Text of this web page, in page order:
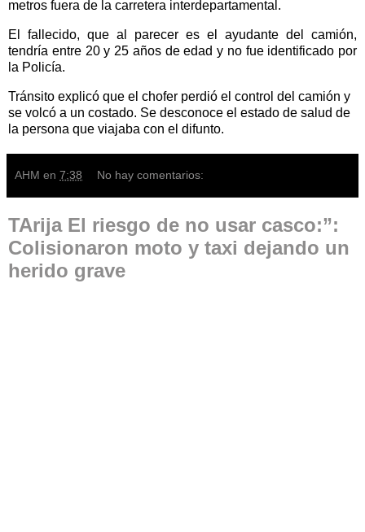
metros fuera de la carretera interdepartamental.
El fallecido, que al parecer es el ayudante del camión,
tendría entre 20 y 25 años de edad y no fue identificado por
la Policía.
Tránsito explicó que el chofer perdió el control del camión y
se volcó a un costado. Se desconoce el estado de salud de
la persona que viajaba con el difunto.
AHM en 7:38 No hay comentarios:
TArija El riesgo de no usar casco:”:
Colisionaron moto y taxi dejando un
herido grave